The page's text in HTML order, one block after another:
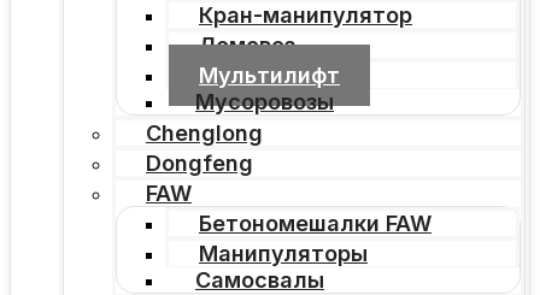
Кран-манипулятор
Ломовоз
Мультилифт
Мусоровозы
Chenglong
Dongfeng
FAW
Бетономешалки FAW
Манипуляторы
Самосвалы